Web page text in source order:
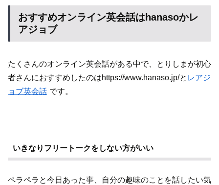
おすすめオンライン英会話はhanasoかレ
アジョブ
たくさんのオンライン英会話がある中で、とりしまが初心
者さんにおすすめしたのはhttps://www.hanaso.jp/と レアジ
ョブ英会話 です。
いきなりフリートークをしない方がいい
ペラペラと今日あった事、自分の趣味のことを話したい気